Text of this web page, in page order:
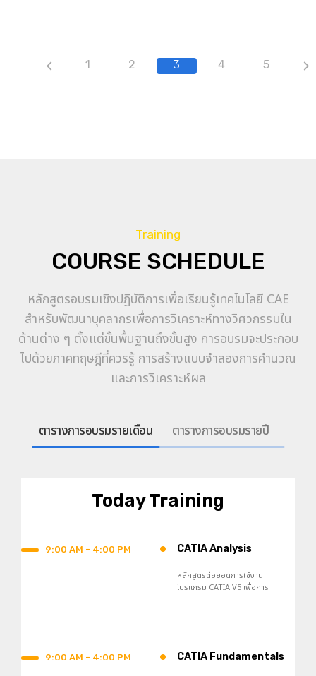
1 2 3 4 5
Training
COURSE SCHEDULE
หลักสูตรอบรมเชิงปฏิบัติการเพื่อเรียนรู้เทคโนโลยี CAE
สำหรับพัฒนาบุคลากรเพื่อการวิเคราะห์ทางวิศวกรรมใน
ด้านต่าง ๆ ตั้งแต่ขั้นพื้นฐานถึงขั้นสูง การอบรมจะประกอบ
ไปด้วยภาคทฤษฎีที่ควรรู้ การสร้างแบบจำลองการคำนวณ
และการวิเคราะห์ผล
ตารางการอบรมรายเดือน ตารางการอบรมรายปี
Today Training
9:00 AM - 4:00 PM • CATIA Analysis
หลักสูตรต่อยอดการใช้งาน
โปรแกรม CATIA V5 เพื่อการ
9:00 AM - 4:00 PM • CATIA Fundamentals